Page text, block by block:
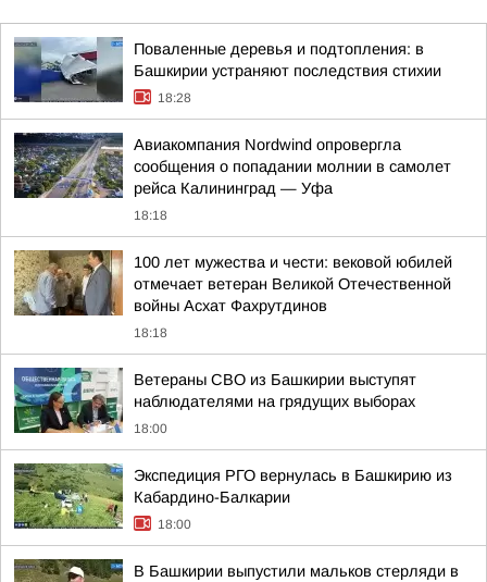
Поваленные деревья и подтопления: в
Башкирии устраняют последствия стихии
18:28
Авиакомпания Nordwind опровергла
сообщения о попадании молнии в самолет
рейса Калининград — Уфа
18:18
100 лет мужества и чести: вековой юбилей
отмечает ветеран Великой Отечественной
войны Асхат Фахрутдинов
18:18
Ветераны СВО из Башкирии выступят
наблюдателями на грядущих выборах
18:00
Экспедиция РГО вернулась в Башкирию из
Кабардино-Балкарии
18:00
В Башкирии выпустили мальков стерляди в